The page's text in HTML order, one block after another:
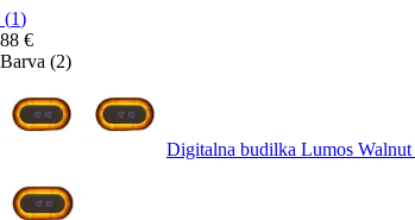
(1)
88 €
Barva (2)
Digitalna budilka Lumos